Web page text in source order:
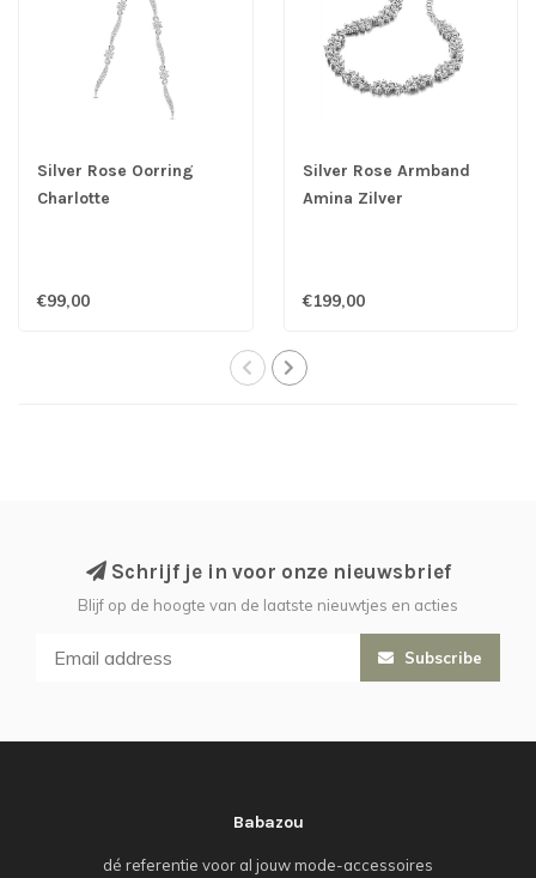
Silver Rose Oorring
Charlotte
€99,00
Silver Rose Armband
Amina Zilver
€199,00
Schrijf je in voor onze nieuwsbrief
Blijf op de hoogte van de laatste nieuwtjes en acties
Subscribe
Babazou
dé referentie voor al jouw mode-accessoires